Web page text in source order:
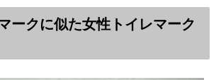
ークに似た女性トイレマーク